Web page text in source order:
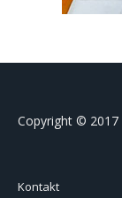
Copyright © 2017
Kontakt